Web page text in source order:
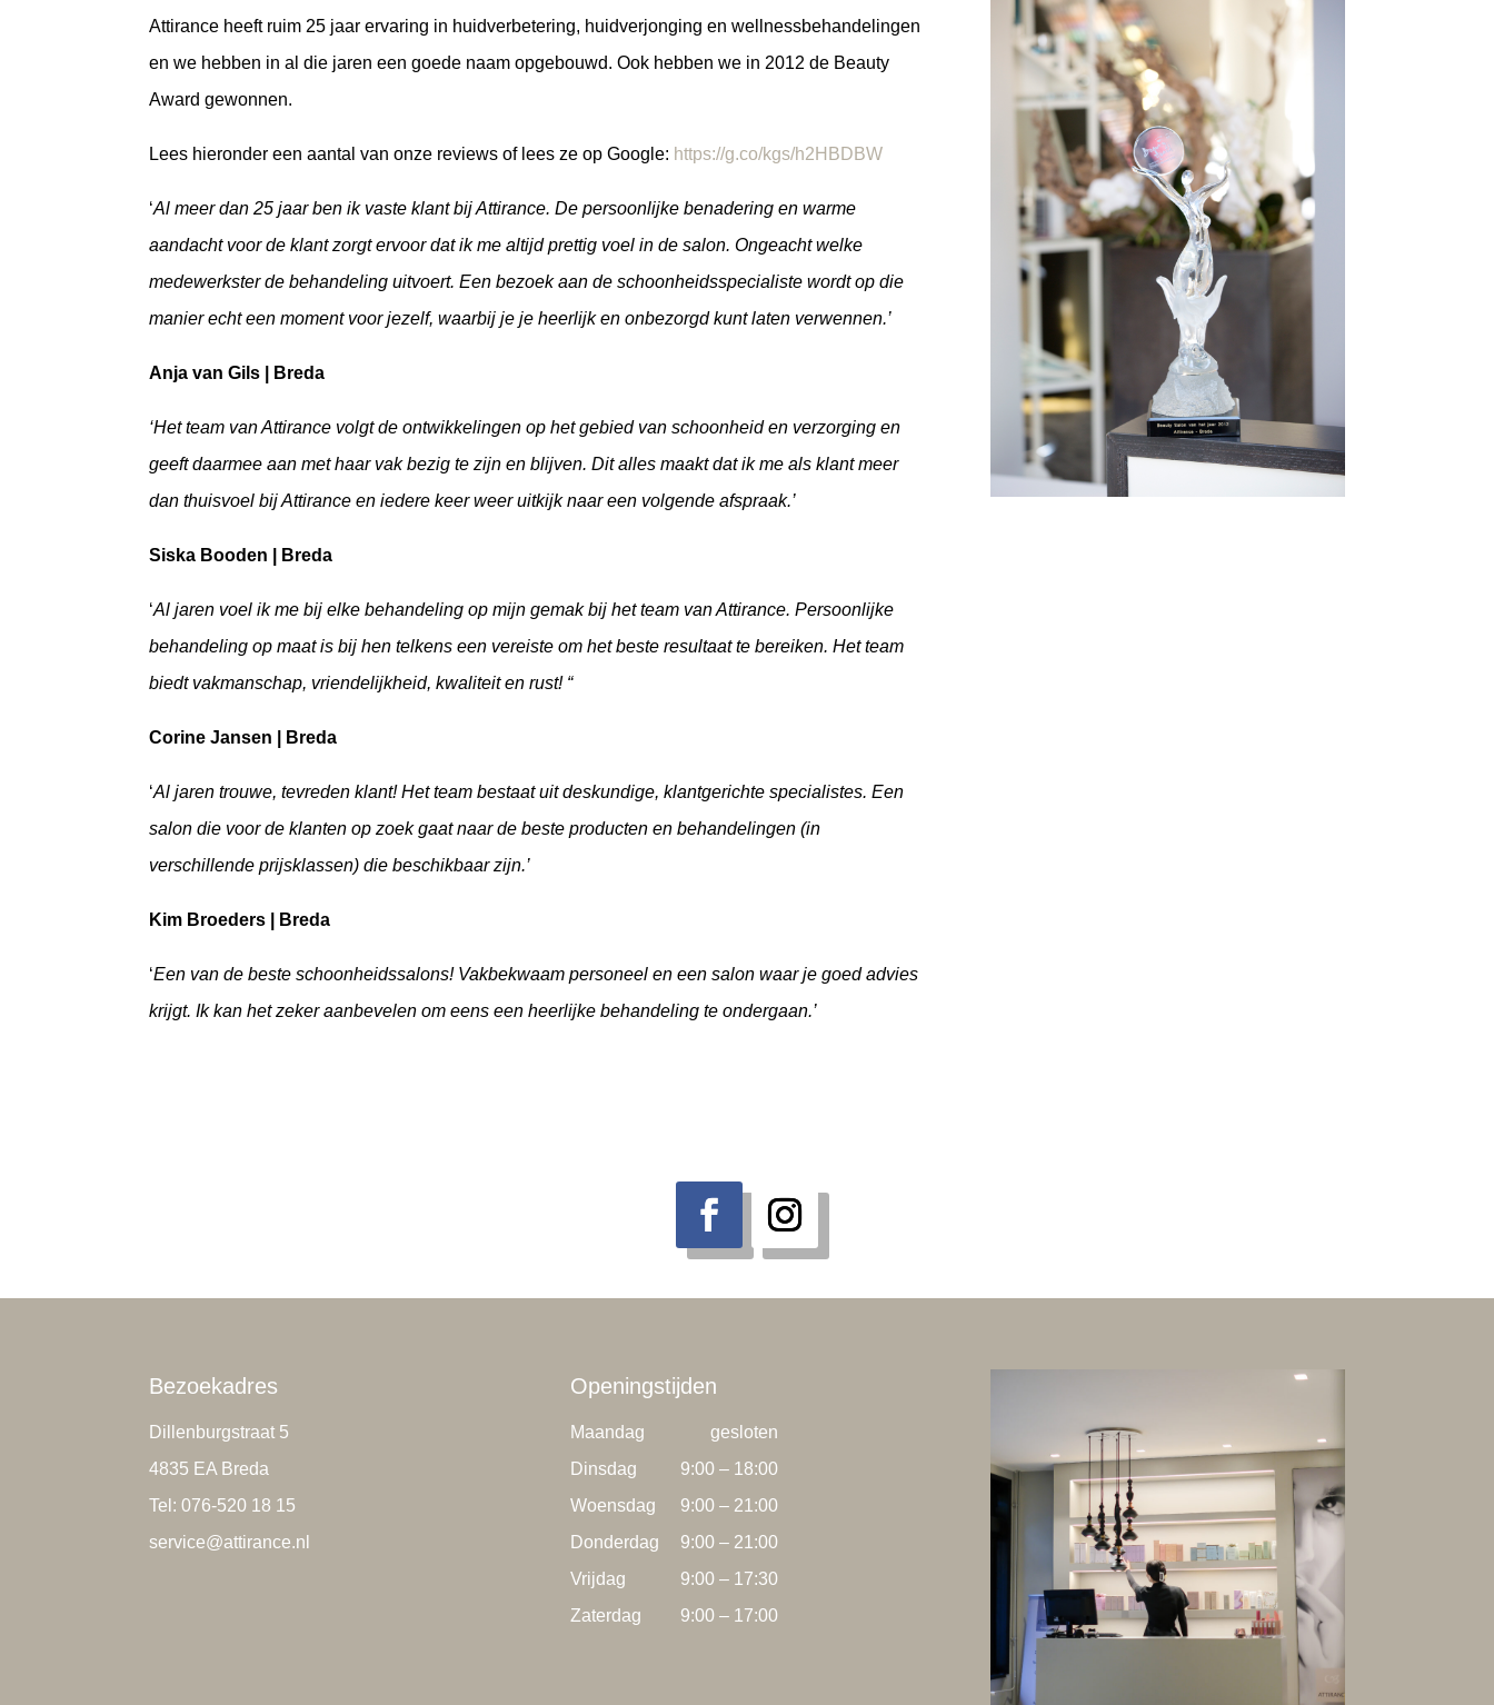
Attirance heeft ruim 25 jaar ervaring in huidverbetering, huidverjonging en wellnessbehandelingen
en we hebben in al die jaren een goede naam opgebouwd. Ook hebben we in 2012 de Beauty
Award gewonnen.
Lees hieronder een aantal van onze reviews of lees ze op Google: https://g.co/kgs/h2HBDBW
‘Al meer dan 25 jaar ben ik vaste klant bij Attirance. De persoonlijke benadering en warme
aandacht voor de klant zorgt ervoor dat ik me altijd prettig voel in de salon. Ongeacht welke
medewerkster de behandeling uitvoert. Een bezoek aan de schoonheidsspecialiste wordt op die
manier echt een moment voor jezelf, waarbij je je heerlijk en onbezorgd kunt laten verwennen.’
Anja van Gils | Breda
‘Het team van Attirance volgt de ontwikkelingen op het gebied van schoonheid en verzorging en
geeft daarmee aan met haar vak bezig te zijn en blijven. Dit alles maakt dat ik me als klant meer
dan thuisvoel bij Attirance en iedere keer weer uitkijk naar een volgende afspraak.’
Siska Booden | Breda
‘Al jaren voel ik me bij elke behandeling op mijn gemak bij het team van Attirance. Persoonlijke
behandeling op maat is bij hen telkens een vereiste om het beste resultaat te bereiken. Het team
biedt vakmanschap, vriendelijkheid, kwaliteit en rust! “
Corine Jansen | Breda
‘Al jaren trouwe, tevreden klant! Het team bestaat uit deskundige, klantgerichte specialistes. Een
salon die voor de klanten op zoek gaat naar de beste producten en behandelingen (in
verschillende prijsklassen) die beschikbaar zijn.’
Kim Broeders | Breda
‘Een van de beste schoonheidssalons! Vakbekwaam personeel en een salon waar je goed advies
krijgt. Ik kan het zeker aanbevelen om eens een heerlijke behandeling te ondergaan.’
Bezoekadres
Dillenburgstraat 5
4835 EA Breda
Tel: 076-520 18 15
service@attirance.nl
Openingstijden
Maandag
gesloten
Dinsdag
9:00 – 18:00
Woensdag
9:00 – 21:00
Donderdag
9:00 – 21:00
Vrijdag
9:00 – 17:30
Zaterdag
9:00 – 17:00